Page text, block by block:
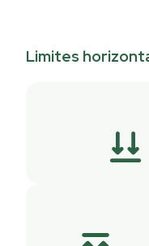
Limites